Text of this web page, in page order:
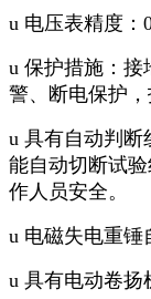
u 电压表精度：
u 保护措施：接
警、断电保护，
u 具有自动判断
能自动切断试
作人员安全。
u 电磁失电重锤
u 具有电动卷扬